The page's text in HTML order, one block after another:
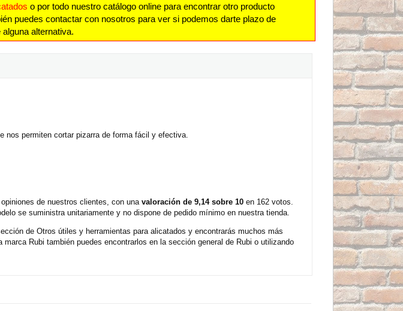
o por todo nuestro catálogo online para encontrar otro producto
puedes contactar con nosotros para ver si podemos darte plazo de
alternativa.
nos permiten cortar pizarra de forma fácil y efectiva.
de nuestros clientes, con una valoración de 9,14 sobre 10 en 162 votos.
se suministra unitariamente y no dispone de pedido mínimo en nuestra tienda.
de Otros útiles y herramientas para alicatados y encontrarás muchos más
Rubi también puedes encontrarlos en la sección general de Rubi o utilizando